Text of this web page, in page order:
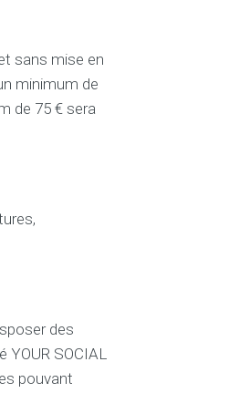
sans mise en
minimum de
de 75 € sera
des
SOCIAL
pouvant